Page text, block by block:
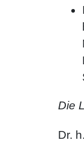
Die
Dr.